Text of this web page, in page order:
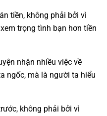
tiền, không phải bởi vì
trọng tình bạn hơn tiền
nhận nhiều việc về
ngốc, mà là người ta hiểu
không phải bởi vì